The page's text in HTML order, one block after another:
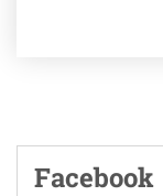
Facebook